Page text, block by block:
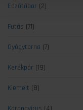
Edzőtábor (2)
Futás (71)
Gyógytorna (7)
Kerékpár (19)
Kiemelt (8)